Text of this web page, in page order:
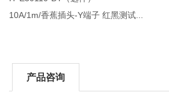
10A/1m/香蕉插头-Y端子 红黑测试...
产品咨询